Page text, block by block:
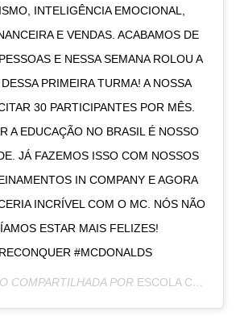
INTELIGÊNCIA EMOCIONAL,
E VENDAS. ACABAMOS DE
E NESSA SEMANA ROLOU A
PRIMEIRA TURMA! A NOSSA
30 PARTICIPANTES POR MÊS.
A EDUCAÇÃO NO BRASIL É NOSSO
JÁ FAZEMOS ISSO COM NOSSOS
IN COMPANY E AGORA
INCRÍVEL COM O MC. NÓS NÃO
ESTAR MAIS FELIZES!
#MCDONALDS
COMPARTILHADA POR ESCOLA CONQUER